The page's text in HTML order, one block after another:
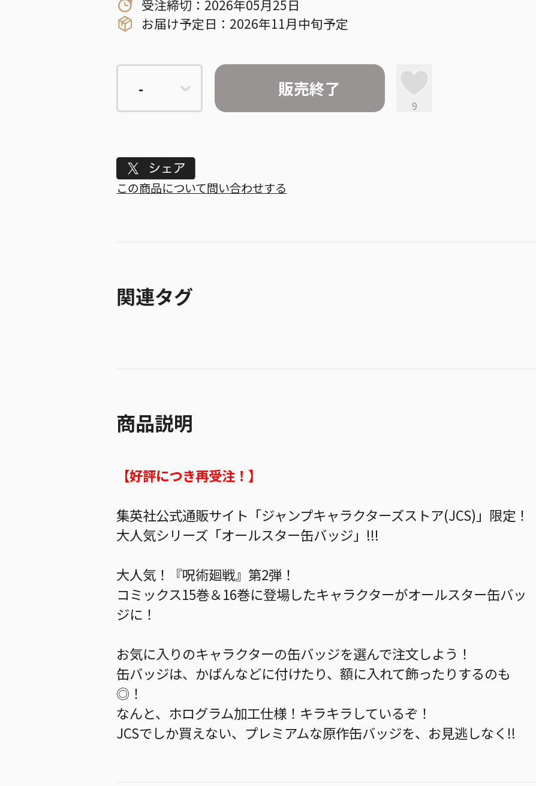
受注締切：2026年05月25日
お届け予定日：2026年11月中旬予定
販売終了
9
Tweet
この商品について問い合わせする
関連タグ
商品説明
【好評につき再受注！】
集英社公式通販サイト「ジャンプキャラクターズストア(JCS)」限定！
大人気シリーズ「オールスター缶バッジ」!!!
大人気！『呪術廻戦』第2弾！
コミックス15巻＆16巻に登場したキャラクターがオールスター缶バッ
ジに！
お気に入りのキャラクターの缶バッジを選んで注文しよう！
缶バッジは、かばんなどに付けたり、額に入れて飾ったりするのも
◎！
なんと、ホログラム加工仕様！キラキラしているぞ！
JCSでしか買えない、プレミアムな原作缶バッジを、お見逃しなく!!